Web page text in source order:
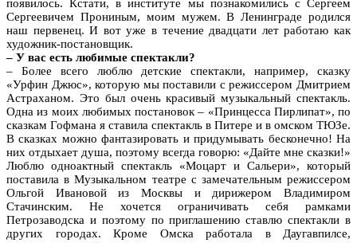
появилось. Кстати, в институте мы познакомились с Сергеем
Сергеевичем Прониным, моим мужем. В Ленинграде родился
наш первенец. И вот уже в течение двадцати лет работаю как
художник-постановщик.
– У вас есть любимые спектакли?
– Более всего люблю детские спектакли, например, сказку
«Урфин Джюс», которую мы поставили с режиссером Дмитрием
Астраханом. Это был очень красивый музыкальный спектакль.
Одна из моих любимых постановок – «Принцесса Пирлипат», по
сказкам Гофмана я ставила спектакль в Питере и в омском ТЮЗе.
В сказках можно фантазировать и придумывать бесконечно! На
них отдыхает душа, поэтому всегда говорю: «Дайте мне сказки!»
Люблю одноактный спектакль «Моцарт и Сальери», который
поставила в Музыкальном театре с замечательным режиссером
Ольгой Ивановой из Москвы и дирижером Владимиром
Стачинским. Не хочется ограничивать себя рамками
Петрозаводска и поэтому по приглашению ставлю спектакли в
других городах. Кроме Омска работала в Даугавпилсе,